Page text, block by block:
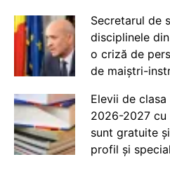
Secretarul de
disciplinele
o criză de
de maiștri-
Elevii de
2026-2027 cu
sunt gratuite
profil și